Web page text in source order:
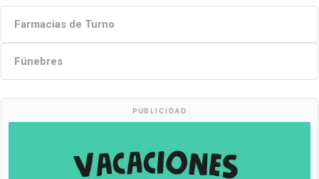
Farmacias de Turno
Fúnebres
PUBLICIDAD